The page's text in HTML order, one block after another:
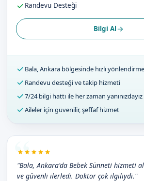
Randevu Desteği
Bilgi Al
Bala, Ankara bölgesinde hızlı yönlendirme
Randevu desteği ve takip hizmeti
7/24 bilgi hattı ile her zaman yanınızdayız
Aileler için güvenilir, şeffaf hizmet
"Bala, Ankara'da Bebek Sünneti hizmeti
ve güvenli ilerledi. Doktor çok ilgiliydi."